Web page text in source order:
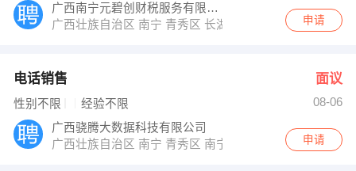
广西南宁元碧创财税服务有限公司
广西壮族自治区 南宁 青秀区 长湖路62号
申请
电话销售 面议
性别不限 经验不限
08-06
广西骁腾大数据科技有限公司
广西壮族自治区 南宁 青秀区 南宁市青秀区东葛路118号
申请